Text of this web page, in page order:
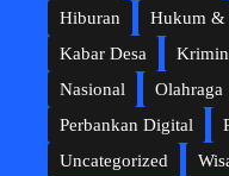
Hiburan
Hukum &
Kabar Desa
Nasional
Olahraga
Perbankan Digital
Uncategorized